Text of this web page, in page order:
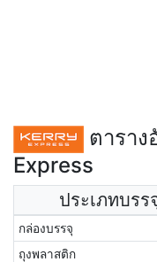
ตาราง
Express
ประเภทบร
กล่องบรรจุ
ถุงพลาสติก